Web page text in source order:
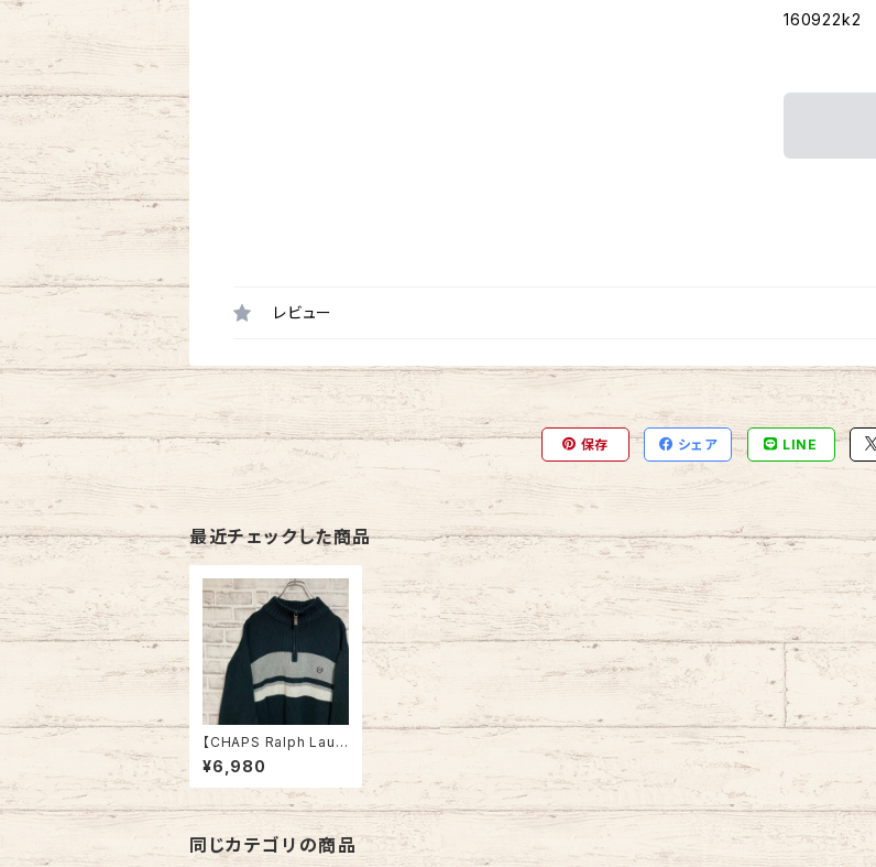
160922k2
レビュー
保存 シェア LINE
最近チェックした商品
【CHAPS Ralph Laur
en】L/S Halfzip Knit
L チャップス ラルフロー
レン ハーフジップニット
柄ニット 切替 セーター
ビッグシルエット オーバ
ーサイズ ゆるだぼ US
A アメリカ 古着
¥6,980
同じカテゴリの商品